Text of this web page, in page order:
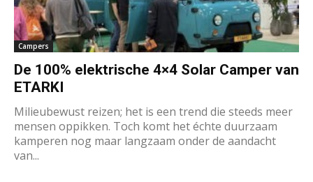
Campers
De 100% elektrische 4×4 Solar Camper van
ETARKI
Milieubewust reizen; het is een trend die steeds meer
mensen oppikken. Toch komt het échte duurzaam
kamperen nog maar langzaam onder de aandacht
van...